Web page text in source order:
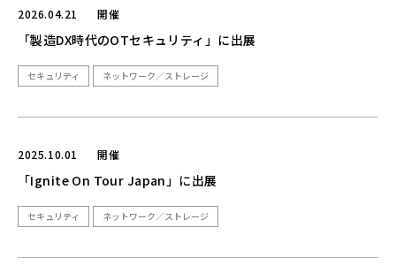
2026.04.21 開催
「製造DX時代のOTセキュリティ」に出展
セキュリティ ネットワーク／ストレージ
2025.10.01 開催
「Ignite On Tour Japan」に出展
セキュリティ ネットワーク／ストレージ